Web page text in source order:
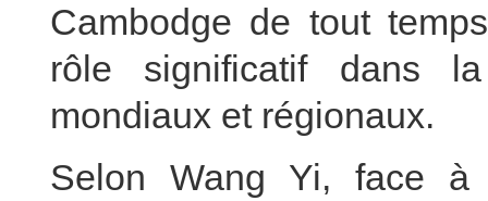
Cambodge de tout
rôle significatif dans
mondiaux et régionaux.
Selon Wang Yi, face à